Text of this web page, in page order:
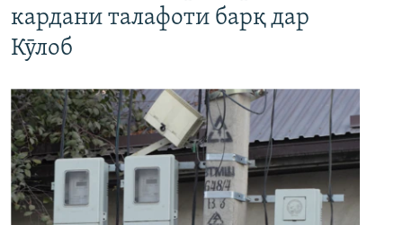
кардани талафоти барқ дар
Кӯлоб